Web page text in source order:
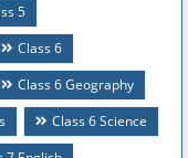
5
Class 6
Class 6 Geography
Class 6 Science